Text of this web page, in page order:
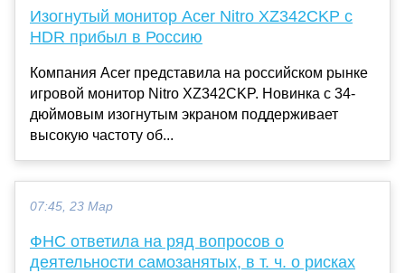
Изогнутый монитор Acer Nitro XZ342CKP с
HDR прибыл в Россию
Компания Acer представила на российском рынке
игровой монитор Nitro XZ342CKP. Новинка с 34-
дюймовым изогнутым экраном поддерживает
высокую частоту об...
07:45, 23 Мар
ФНС ответила на ряд вопросов о
деятельности самозанятых, в т. ч. о рисках